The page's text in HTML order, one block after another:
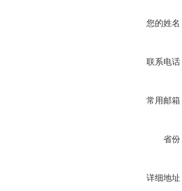
您的姓名
联系电话
常用邮箱
省份
详细地址